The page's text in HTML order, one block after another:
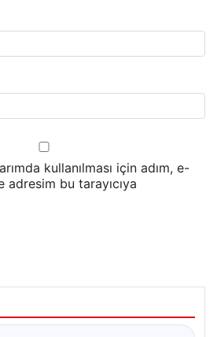
kullanılması için adım, e-
bu tarayıcıya